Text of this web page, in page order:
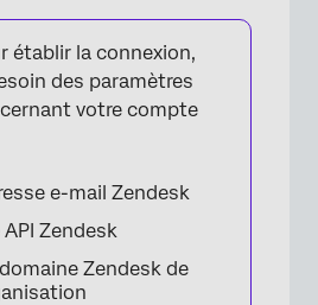
établir la connexion,
des paramètres
votre compte
e-mail Zendesk
Zendesk
Zendesk de